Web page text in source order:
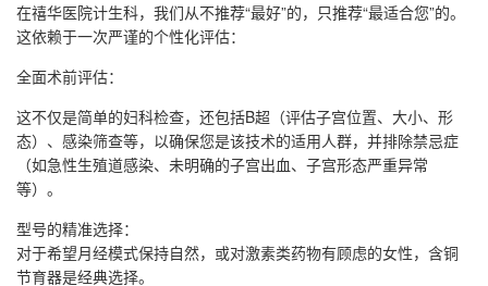
在禧华医院计生科，我们从不推荐“最好”的，只推荐“最适合您”的。
这依赖于一次严谨的个性化评估：
全面术前评估：
这不仅是简单的妇科检查，还包括B超（评估子宫位置、大小、形
态）、感染筛查等，以确保您是该技术的适用人群，并排除禁忌症
（如急性生殖道感染、未明确的子宫出血、子宫形态严重异常
等）。
型号的精准选择：
对于希望月经模式保持自然，或对激素类药物有顾虑的女性，含铜
节育器是经典选择。